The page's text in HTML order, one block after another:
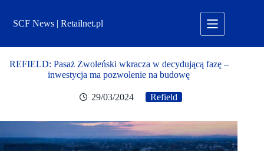
treściSCF News | Retailnet.pl
REFIELD: Pasaż Zwoleński wkracza w decydującą fazę –
inwestycja ma pozwolenie na budowę
29/03/2024 Refield